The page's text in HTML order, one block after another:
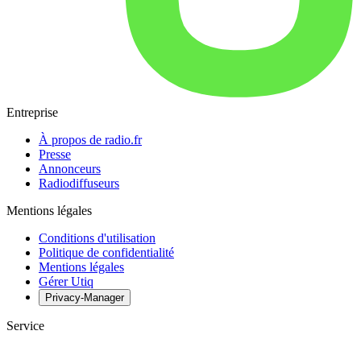
Entreprise
À propos de radio.fr
Presse
Annonceurs
Radiodiffuseurs
Mentions légales
Conditions d'utilisation
Politique de confidentialité
Mentions légales
Gérer Utiq
Privacy-Manager
Service